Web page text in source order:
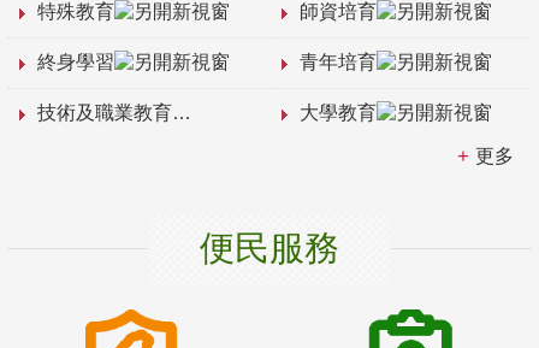
特殊教育 師資培育
終身學習 青年培育
技術及職業教育 大學教育
更多
便民服務